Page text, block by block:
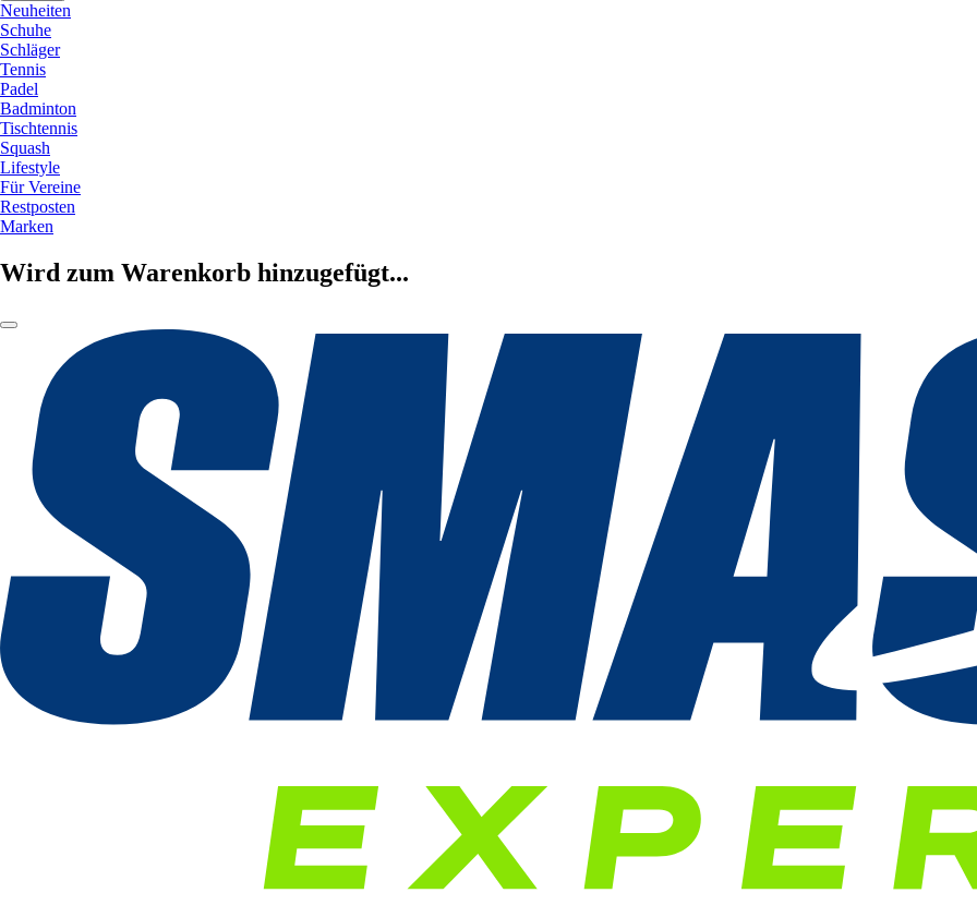
Neuheiten
Schuhe
Schläger
Tennis
Padel
Badminton
Tischtennis
Squash
Lifestyle
Für Vereine
Restposten
Marken
Wird zum Warenkorb hinzugefügt...